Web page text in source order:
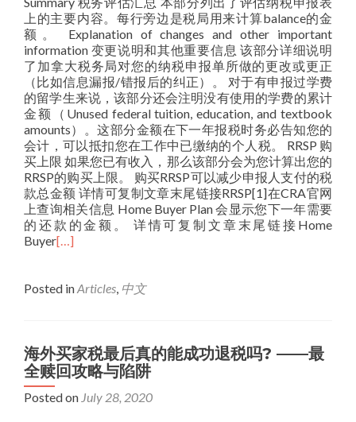
上的主要内容。每行旁边是税局用来计算balance的金
额。 Explanation of changes and other important
information 变更说明和其他重要信息 该部分详细说明
了加拿大税务局对您的纳税申报单所做的更改或更正
（比如信息漏报/错报后的纠正）。 对于有申报过学费
的留学生来说，该部分还会注明没有使用的学费的累计
金额（Unused federal tuition, education, and textbook
amounts）。这部分金额在下一年报税时务必告知您的
会计，可以抵扣您在工作中已缴纳的个人税。 RRSP 购
买上限 如果您已有收入，那么该部分会为您计算出您的
RRSP的购买上限。 购买RRSP可以减少申报人支付的税
款总金额 详情可复制文章末尾链接RRSP[1]在CRA官网
上查询相关信息 Home Buyer Plan 会显示您下一年需要
的还款的金额。 详情可复制文章末尾链接Home
Buyer[…]
Posted inArticles, 中文
海外买家税最后真的能成功退税吗? ——最
全赎回攻略与陷阱
Posted on July 28, 2020